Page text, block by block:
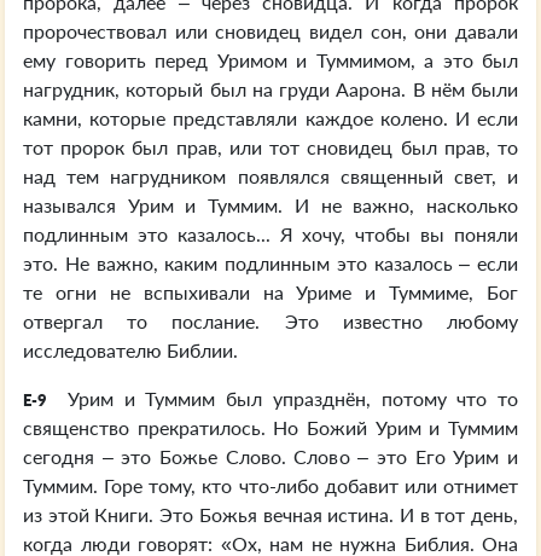
пророчествовал или сновидец видел сон, они давали
ему говорить перед Уримом и Туммимом, а это был
нагрудник, который был на груди Аарона. В нём были
камни, которые представляли каждое колено. И если
тот пророк был прав, или тот сновидец был прав, то
над тем нагрудником появлялся священный свет, и
назывался Урим и Туммим. И не важно, насколько
подлинным это казалось... Я хочу, чтобы вы поняли
это. Не важно, каким подлинным это казалось – если
те огни не вспыхивали на Уриме и Туммиме, Бог
отвергал то послание. Это известно любому
исследователю Библии.
E-9
Урим и Туммим был упразднён, потому что то
священство прекратилось. Но Божий Урим и Туммим
сегодня – это Божье Слово. Слово – это Его Урим и
Туммим. Горе тому, кто что-либо добавит или отнимет
из этой Книги. Это Божья вечная истина. И в тот день,
когда люди говорят: «Ох, нам не нужна Библия. Она